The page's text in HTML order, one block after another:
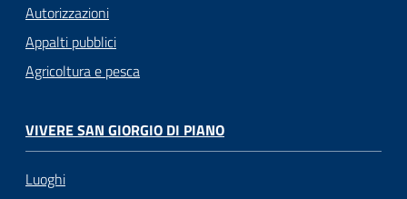
Autorizzazioni
Appalti pubblici
Agricoltura e pesca
VIVERE SAN GIORGIO DI PIANO
Luoghi